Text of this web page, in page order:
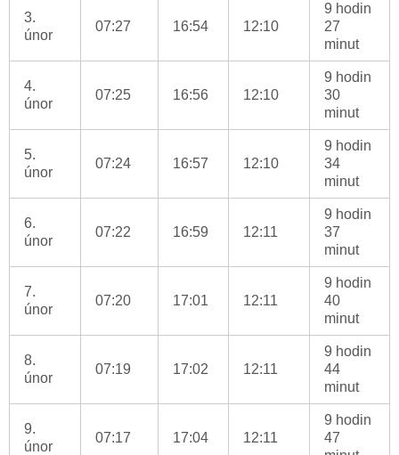
3.
únor
07:27 16:54 12:10
9 hodin
27
minut
4.
únor
07:25 16:56 12:10
9 hodin
30
minut
5.
únor
07:24 16:57 12:10
9 hodin
34
minut
6.
únor
07:22 16:59 12:11
9 hodin
37
minut
7.
únor
07:20 17:01 12:11
9 hodin
40
minut
8.
únor
07:19 17:02 12:11
9 hodin
44
minut
9.
únor
07:17 17:04 12:11
9 hodin
47